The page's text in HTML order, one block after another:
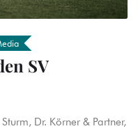
SV
Dr. Körner & Partner,